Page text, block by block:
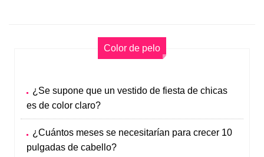
Color de pelo
¿Se supone que un vestido de fiesta de chicas
es de color claro?
¿Cuántos meses se necesitarían para crecer 10
pulgadas de cabello?